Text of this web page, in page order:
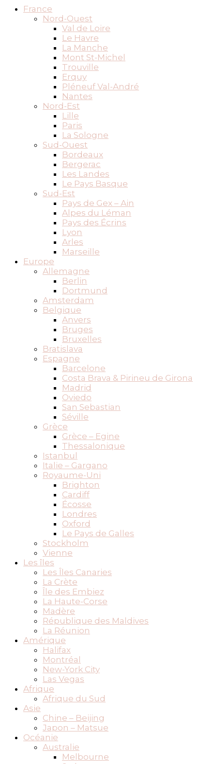
Rêver d'Ailleurs – 10 raisons
de s'envoler vers…
France
Nord-Ouest
Val de Loire
Le Havre
La Manche
Mont St-Michel
Trouville
Erquy
Pléneuf Val-André
Nantes
Nord-Est
Lille
Paris
La Sologne
Sud-Ouest
Bordeaux
Bergerac
Les Landes
Le Pays Basque
Sud-Est
Pays de Gex – Ain
Alpes du Léman
Pays des Écrins
Lyon
Arles
Marseille
Europe
Allemagne
Berlin
Dortmund
Amsterdam
Belgique
Anvers
Bruges
Bruxelles
Bratislava
Espagne
Barcelone
Costa Brava & Pirineu de Girona
Madrid
Oviedo
San Sebastian
Séville
Grèce
Grèce – Egine
Thessalonique
Istanbul
Italie – Gargano
Royaume-Uni
Brighton
Cardiff
Écosse
Londres
Oxford
Le Pays de Galles
Stockholm
Vienne
Les îles
Les Îles Canaries
La Crète
Île des Embiez
La Haute-Corse
Madère
République des Maldives
La Réunion
Amérique
Halifax
Montréal
New-York City
Las Vegas
Afrique
Afrique du Sud
Asie
Chine – Beijing
Japon – Matsue
Océanie
Australie
Melbourne